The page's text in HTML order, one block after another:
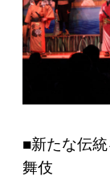
■新たな伝
舞伎